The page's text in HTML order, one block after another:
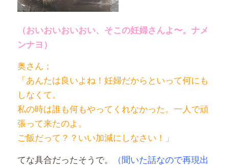
（おいおいおいおい、そこの妊婦さんよ〜。ナメ
ンナヨ）
奥さん；
「あんたは良いよね！妊婦だからといって何にも
しなくて。
私の時は誰も何もやってくれなかった。一人で頑
張って来たのよ。
ご飯だって？？いい加減にしなさい！」
てな具合だったそうで。
（聞いた話なので再現出